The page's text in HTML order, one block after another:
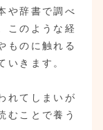
や辞書で調べ
このような経
ものに触れる
いきます。
れてしまいが
むことで養う